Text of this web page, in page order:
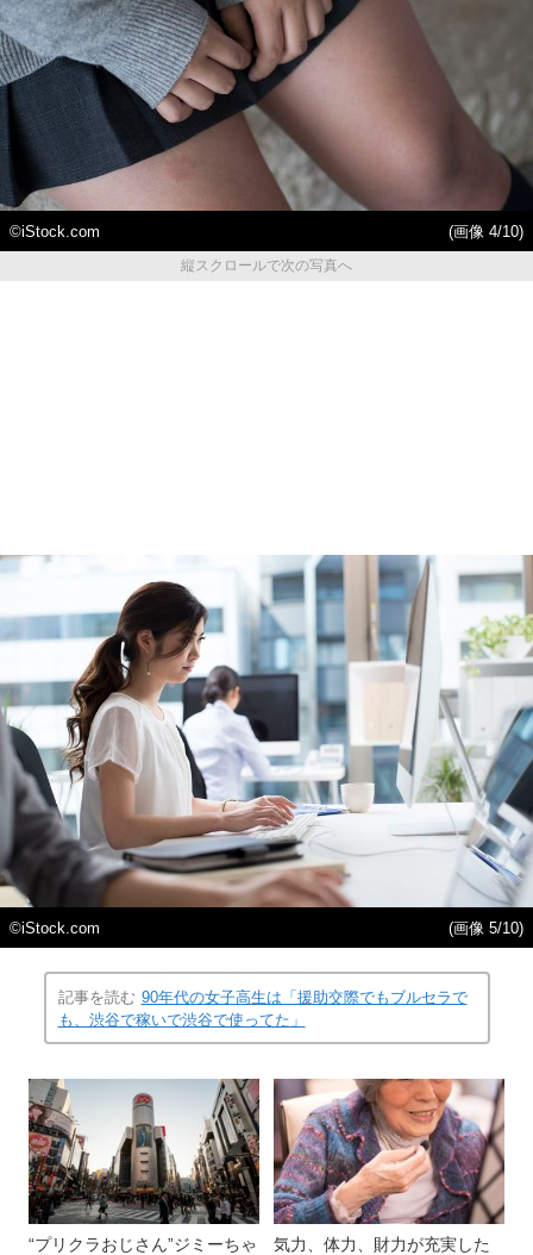
©iStock.com
(画像 4/10)
縦スクロールで次の写真へ
©iStock.com (画像 5/10)
記事を読む 90年代の女子高生は「援助交際でもブルセラで
も、渋谷で稼いで渋谷で使ってた」
“プリクラおじさん”ジミーちゃ
気力、体力、財力が充実した